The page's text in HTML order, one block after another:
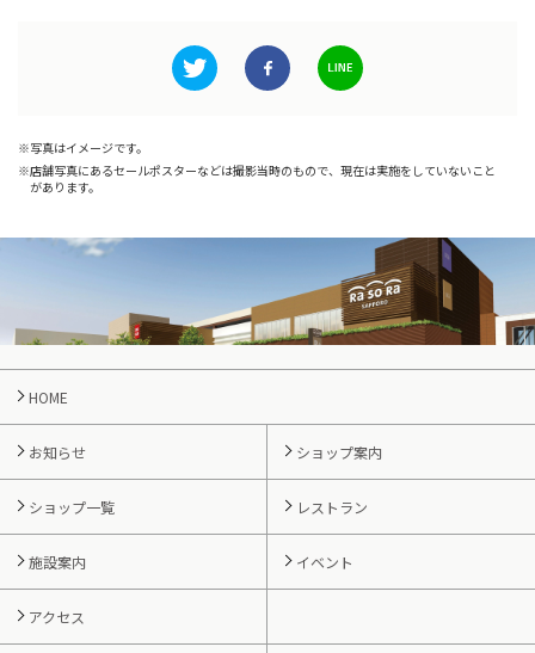
写真はイメージです。
店舗写真にあるセールポスターなどは撮影当時のもので、現在は実施をしていないこと
があります。
HOME
お知らせ ショップ案内
ショップ一覧 レストラン
施設案内 イベント
アクセス